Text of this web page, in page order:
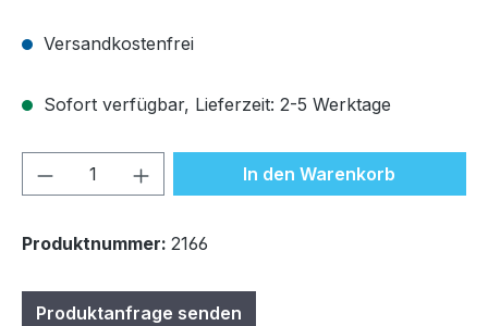
Versandkostenfrei
Sofort verfügbar, Lieferzeit: 2-5 Werktage
Produkt Anzahl: Gib denIn den Warenkorb
Produktnummer: 2166
Produktanfrage senden